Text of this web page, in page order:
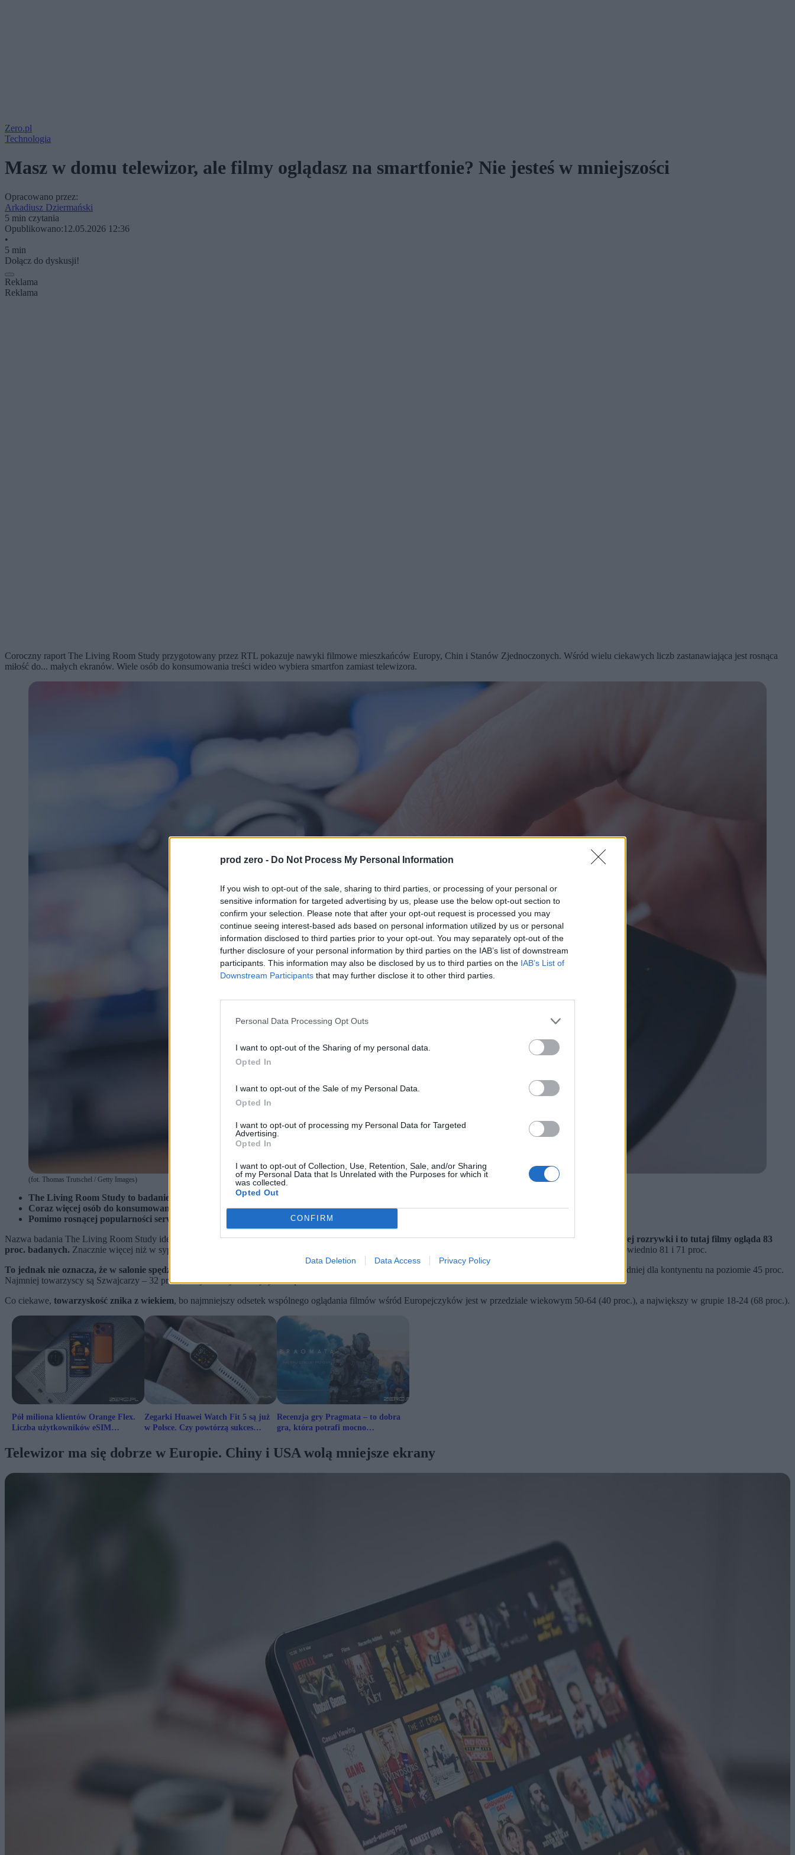
prod zero - Do Not Process My Personal Information
If you wish to opt-out of the sale, sharing to third parties, or processing of your personal or
sensitive information for targeted advertising by us, please use the below opt-out section to
confirm your selection. Please note that after your opt-out request is processed you may
continue seeing interest-based ads based on personal information utilized by us or personal
information disclosed to third parties prior to your opt-out. You may separately opt-out of the
further disclosure of your personal information by third parties on the IAB’s list of downstream
participants. This information may also be disclosed by us to third parties on the IAB’s List of
Downstream Participants that may further disclose it to other third parties.
Personal Data Processing Opt Outs
I want to opt-out of the Sharing of my personal data.
Opted In
I want to opt-out of the Sale of my Personal Data.
Opted In
I want to opt-out of processing my Personal Data for Targeted
Advertising.
Opted In
I want to opt-out of Collection, Use, Retention, Sale, and/or Sharing
of my Personal Data that Is Unrelated with the Purposes for which it
was collected.
Opted Out
CONFIRM
Data Deletion Data Access Privacy Policy
Zero.pl
Technologia
Masz w domu telewizor, ale filmy oglądasz na smartfonie? Nie jesteś w mniejszości
Opracowano przez:
Arkadiusz Dziermański
5 min czytania
Opublikowano:12.05.2026 12:36
•
5 min
Dołącz do dyskusji!
Reklama
Reklama
Coroczny raport The Living Room Study przygotowany przez RTL pokazuje nawyki filmowe mieszkańców Europy, Chin i Stanów Zjednoczonych. Wśród wielu ciekawych liczb zastanawiająca jest rosnąca
miłość do... małych ekranów. Wiele osób do konsumowania treści wideo wybiera smartfon zamiast telewizora.
(fot. Thomas Trutschel / Getty Images)
The Living Room Study to badanie przygotowywane przez RTL, które pokazuje nawyki związane z szeroko pojętym użytkowaniem telewizora.
Coraz więcej osób do konsumowania treści wideo wybiera małe ekrany smartfonów. Szczególnie mocno jest to widoczne w Chinach.
Pomimo rosnącej popularności serwisów VOD, telewizja nadal często gości na telewizorach.
Nazwa badania The Living Room Study idealnie obrazuje europejskie nawyki dotyczące konsumowania treści wideo.W Europie to salon stanowi centrum domowej rozrywki i to tutaj filmy ogląda 83
proc. badanych. Znacznie więcej niż w sypialni, którą wskazało 46 proc. osób. Amerykanie w 58 proc. stawiają na salon i 55 proc. na sypialnię, a Chińczycy to odpowiednio 81 i 71 proc.
To jednak nie oznacza, że w salonie spędzamy czas razem.
Szczególnie w Polsce, gdzie nawyk wspólnego oglądania filmów wskazało 40 proc. badanych, przy średniej dla kontynentu na poziomie 45 proc.
Najmniej towarzyscy są Szwajcarzy – 32 proc., a najbardziej Duńczycy – 55 proc.
Co ciekawe, towarzyskość znika z wiekiem, bo najmniejszy odsetek wspólnego oglądania filmów wśród Europejczyków jest w przedziale wiekowym 50-64 (40 proc.), a największy w grupie 18-24 (68 proc.).
Pół miliona klientów Orange Flex.
Liczba użytkowników eSIM
Zegarki Huawei Watch Fit 5 są już
w Polsce. Czy powtórzą sukces
Recenzja gry Pragmata – to dobra
gra, która potrafi mocno
Telewizor ma się dobrze w Europie. Chiny i USA wolą mniejsze ekrany